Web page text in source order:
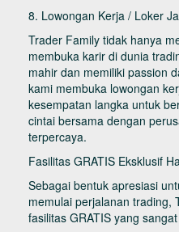
8. Lowongan Kerja / Loker
Trader Family tidak hanya
membuka karir di dunia
mahir dan memiliki passion
kami membuka lowongan
kesempatan langka untuk
cintai bersama dengan
terpercaya.
Fasilitas GRATIS Eksklusif
Sebagai bentuk apresiasi
memulai perjalanan trading,
fasilitas GRATIS yang